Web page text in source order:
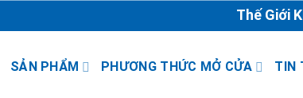
Thế Giới
SẢN PHẨM PHƯƠNG THỨC MỞ CỬA TIN